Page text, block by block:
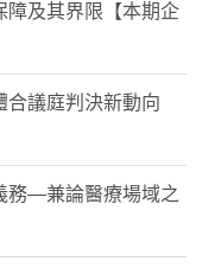
障及其界限【本期企
合議庭判決新動向
務—兼論醫療場域之